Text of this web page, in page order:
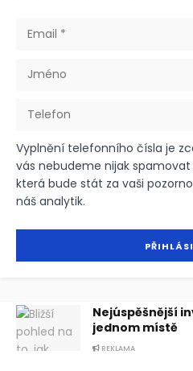
Vyplnění telefonního čísla je
vás nebudeme nijak
která bude stát za vaši
náš analytik.
Nejúspěšnější
jednom místě
REKLAMA